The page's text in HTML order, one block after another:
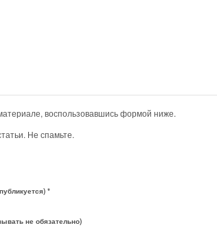
воспользовавшись формой ниже.
Не спамьте.
*
не обязательно)